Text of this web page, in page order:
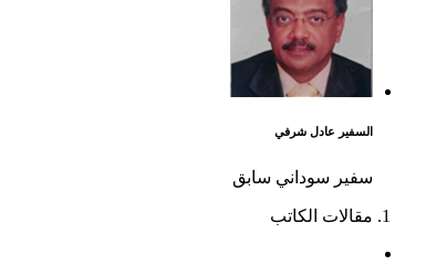
السفير عادل شرفي
سفير سوداني سابق
مقالات الكاتب